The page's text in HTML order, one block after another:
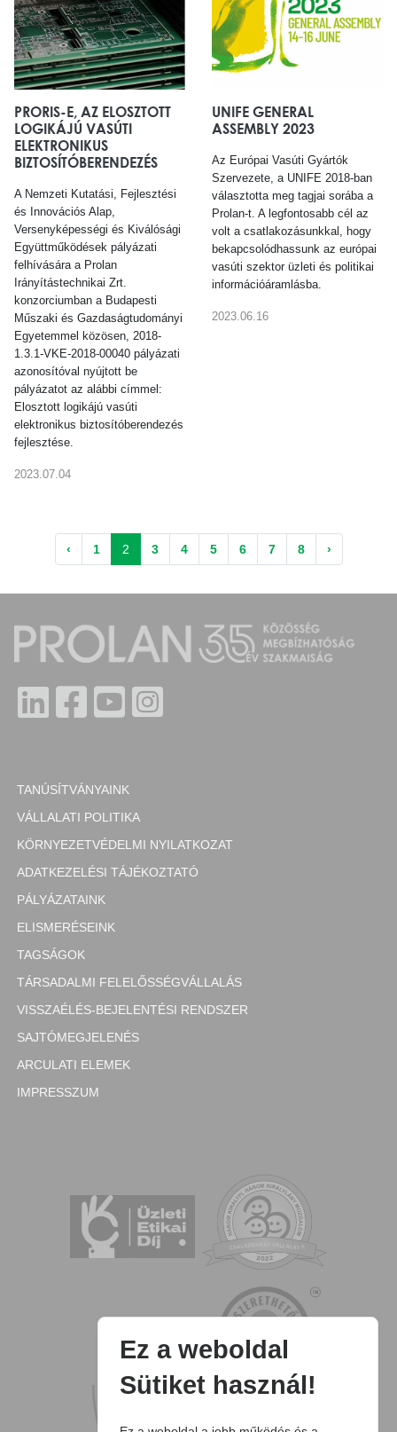
PRORIS-E, AZ ELOSZTOTT
LOGIKÁJÚ VASÚTI
ELEKTRONIKUS
BIZTOSÍTÓBERENDEZÉS
A Nemzeti Kutatási, Fejlesztési
és Innovációs Alap,
Versenyképességi és Kiválósági
Együttműködések pályázati
felhívására a Prolan
Irányítástechnikai Zrt.
konzorciumban a Budapesti
Műszaki és Gazdaságtudományi
Egyetemmel közösen, 2018-
1.3.1-VKE-2018-00040 pályázati
azonosítóval nyújtott be
pályázatot az alábbi címmel:
Elosztott logikájú vasúti
elektronikus biztosítóberendezés
fejlesztése.
2023.07.04
UNIFE GENERAL
ASSEMBLY 2023
Az Európai Vasúti Gyártók
Szervezete, a UNIFE 2018-ban
választotta meg tagjai sorába a
Prolan-t. A legfontosabb cél az
volt a csatlakozásunkkal, hogy
bekapcsolódhassunk az európai
vasúti szektor üzleti és politikai
információáramlásba.
2023.06.16
‹ 1 2 3 4 5 6 7 8 ›
TANÚSÍTVÁNYAINK
VÁLLALATI POLITIKA
KÖRNYEZETVÉDELMI NYILATKOZAT
ADATKEZELÉSI TÁJÉKOZTATÓ
PÁLYÁZATAINK
ELISMERÉSEINK
TAGSÁGOK
TÁRSADALMI FELELŐSSÉGVÁLLALÁS
VISSZAÉLÉS-BEJELENTÉSI RENDSZER
SAJTÓMEGJELENÉS
ARCULATI ELEMEK
IMPRESSZUM
Ez a weboldal
Sütiket használ!